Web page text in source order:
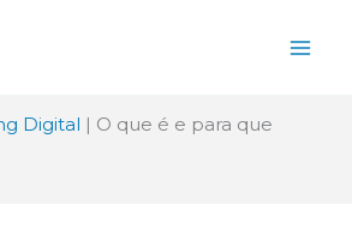
Digital | O que é e para que